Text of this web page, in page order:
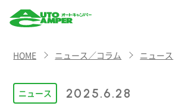
CAMPER
（オート
HOME ニュース／コラム ニュース
ニュース 2025.6.28